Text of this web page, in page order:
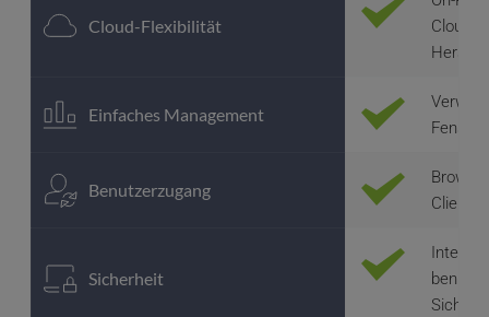
Cloud-Flexibilität
Cloud
Einfaches Management
Fenster
Benutzerzugang
Client-
Sicherheit